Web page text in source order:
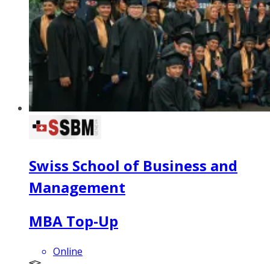
Swiss School of Business and
Management
MBA Top-Up
Online